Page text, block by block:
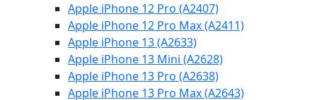
Apple iPhone 12 Pro (A2407)
Apple iPhone 12 Pro Max (A2411)
Apple iPhone 13 (A2633)
Apple iPhone 13 Mini (A2628)
Apple iPhone 13 Pro (A2638)
Apple iPhone 13 Pro Max (A2643)